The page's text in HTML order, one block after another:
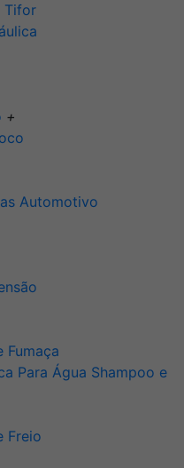
Tifor
+
Automotivo
Fumaça
Para Água Shampoo e
Freio